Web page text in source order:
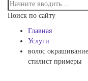
Поиск по сайту
Главная
Услуги
волос
стилист примеры